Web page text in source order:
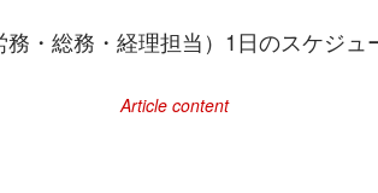
務・総務・経理担当）1日のスケジュ